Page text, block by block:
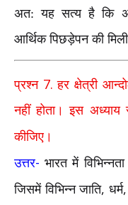
अत: यह सत्य है कि
आर्थिक पिछड़ेपन की
प्रश्न 7.हर क्षेत्री
नहीं होता। इस
कीजिए।
उत्तर- भारत में
जिसमें विभिन्न जाति,धर्म,